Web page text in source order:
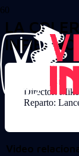
LA
Director:
Reparto:
Video